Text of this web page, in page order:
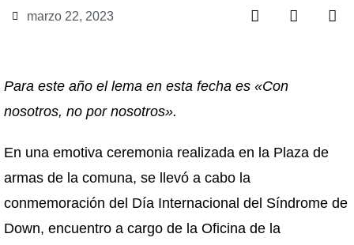
marzo 22, 2023
Para este año el lema en esta fecha es «Con
nosotros, no por nosotros».
En una emotiva ceremonia realizada en la Plaza de
armas de la comuna, se llevó a cabo la
conmemoración del Día Internacional del Síndrome de
Down, encuentro a cargo de la Oficina de la